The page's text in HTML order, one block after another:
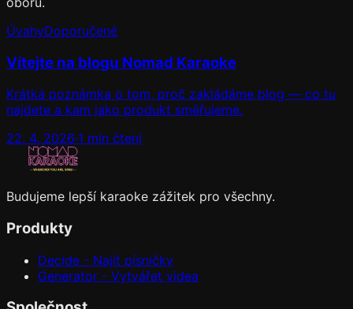
ÚvahyDoporučené
Vítejte na blogu Nomad Karaoke
Krátká poznámka o tom, proč zakládáme blog — co tu
najdete a kam jako produkt směřujeme.
22. 4. 2026·1 min čtení
Budujeme lepší karaoke zážitek pro všechny.
Produkty
Decide - Najít písničky
Generator - Vytvářet videa